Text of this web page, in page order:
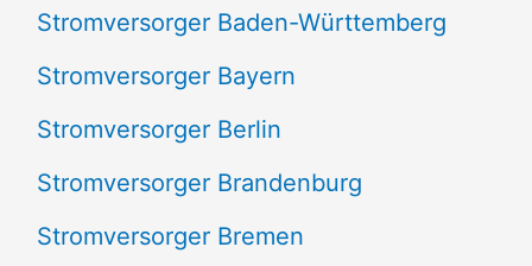
h
:
Stromversorger Baden-Württemberg
Stromversorger Bayern
Stromversorger Berlin
Stromversorger Brandenburg
Stromversorger Bremen